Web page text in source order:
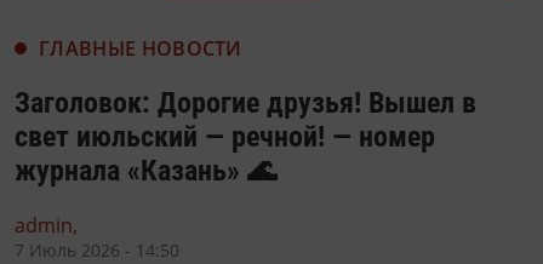
ГЛАВНЫЕ НОВОСТИ
Заголовок: Дорогие друзья! Вышел в
свет июльский — речной! — номер
журнала «Казань» 🌊
admin,
7 Июль 2026 - 14:50